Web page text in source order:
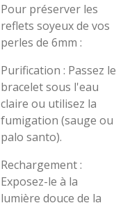
​Pour préserver les
reflets soyeux de vos
perles de 6mm :
​Purification : Passez le
bracelet sous l'eau
claire ou utilisez la
fumigation (sauge ou
palo santo).
​Rechargement :
Exposez-le à la
lumière douce de la